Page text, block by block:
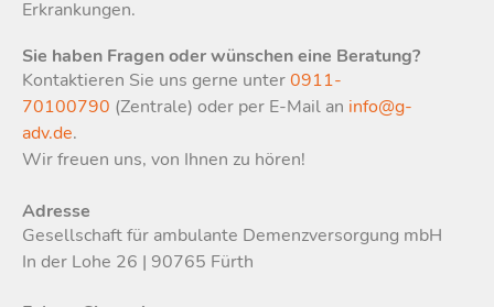
Erkrankungen.
Sie haben Fragen oder wünschen eine Beratung?
Kontaktieren Sie uns gerne unter0911-
70100790 (Zentrale) oder per E-Mail an info@g-
adv.de.
Wir freuen uns, von Ihnen zu hören!
Adresse
Gesellschaft für ambulante Demenzversorgung mbH
In der Lohe 26 | 90765 Fürth